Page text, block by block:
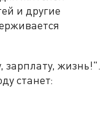
и другие
зарплату, жизнь!".
станет: